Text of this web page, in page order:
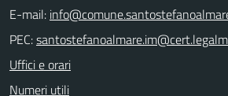
E-mail:
PEC:
Uffici e orari
Numeri utili